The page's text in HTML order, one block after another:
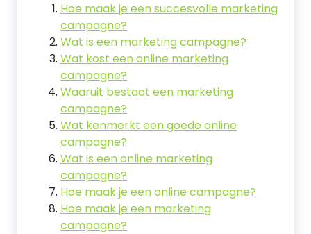
Hoe maak je een succesvolle marketing
campagne?
Wat is een marketing campagne?
Wat kost een online marketing
campagne?
Waaruit bestaat een marketing
campagne?
Wat kenmerkt een goede online
campagne?
Wat is een online marketing
campagne?
Hoe maak je een online campagne?
Hoe maak je een marketing
campagne?